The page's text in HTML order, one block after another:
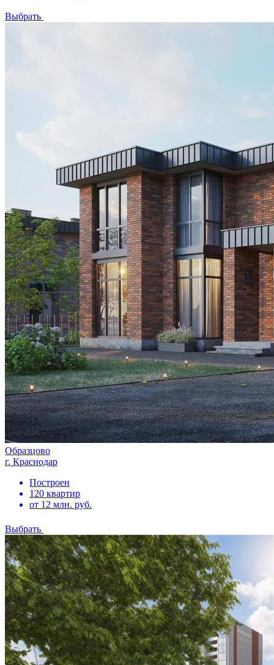
Выбрать
Образцово
г. Краснодар
Построен
120 квартир
от 12 млн. руб.
Выбрать